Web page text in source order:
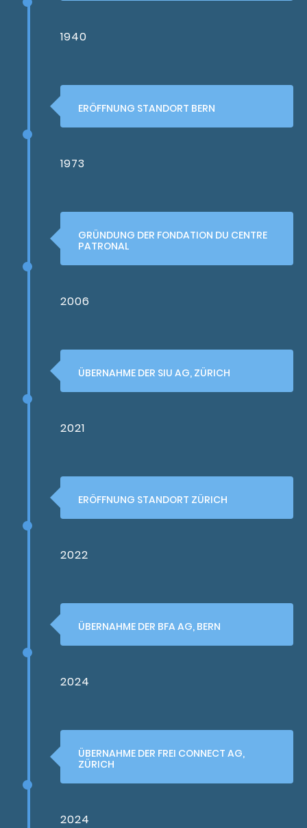
1940
ERÖFFNUNG STANDORT BERN
1973
GRÜNDUNG DER FONDATION DU CENTRE
PATRONAL
2006
ÜBERNAHME DER SIU AG, ZÜRICH
2021
ERÖFFNUNG STANDORT ZÜRICH
2022
ÜBERNAHME DER BFA AG, BERN
2024
ÜBERNAHME DER FREI CONNECT AG,
ZÜRICH
2024